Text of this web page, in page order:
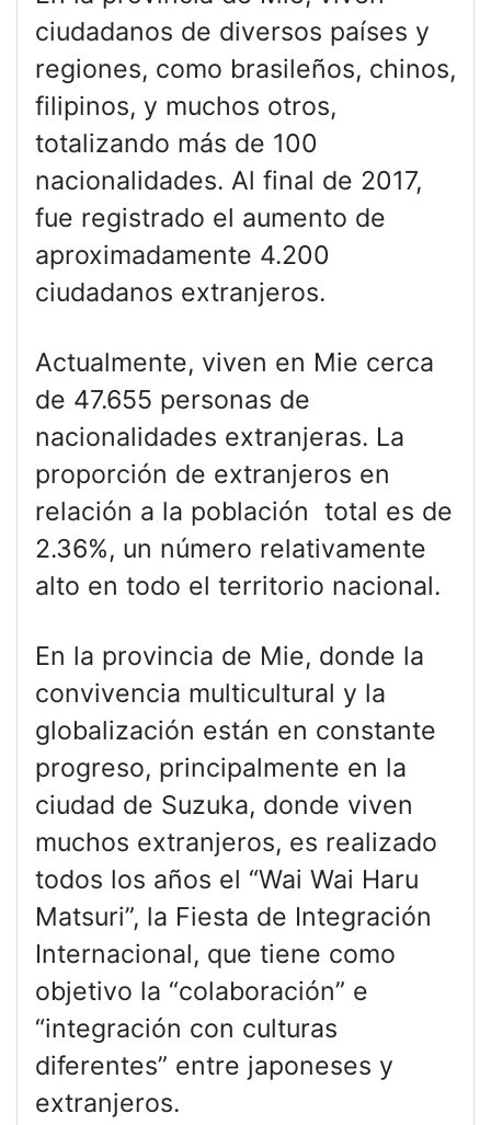
ciudadanos de diversos países y
regiones, como brasileños, chinos,
filipinos, y muchos otros,
totalizando más de 100
nacionalidades. Al final de 2017,
fue registrado el aumento de
aproximadamente 4.200
ciudadanos extranjeros.
Actualmente, viven en Mie cerca
de 47.655 personas de
nacionalidades extranjeras. La
proporción de extranjeros en
relación a la población total es de
2.36%, un número relativamente
alto en todo el territorio nacional.
En la provincia de Mie, donde la
convivencia multicultural y la
globalización están en constante
progreso, principalmente en la
ciudad de Suzuka, donde viven
muchos extranjeros, es realizado
todos los años el “Wai Wai Haru
Matsuri”, la Fiesta de Integración
Internacional, que tiene como
objetivo la “colaboración” e
“integración con culturas
diferentes” entre japoneses y
extranjeros.